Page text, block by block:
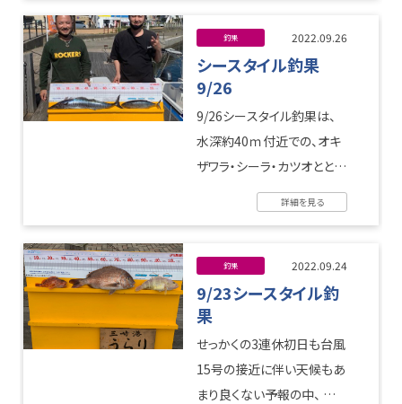
釣果 2022.09.26
シースタイル釣果
9/26
9/26シースタイル釣果は、
水深約40ｍ付近での、オキ
ザワラ・シーラ・カツオととて
も良いサイズ が釣れて会員
様も喜ばれていました。 ...
詳細を見る
釣果 2022.09.24
9/23シースタイル釣
果
せっかくの3連休初日も台風
15号の接近に伴い天候もあ
まり良くない予報の中、 三